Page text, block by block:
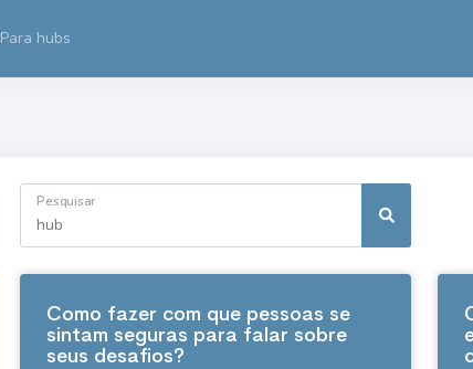
Para hubs
Pesquisar
Como fazer com que pessoas se
sintam seguras para falar sobre
seus desafios?